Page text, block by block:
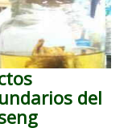
del